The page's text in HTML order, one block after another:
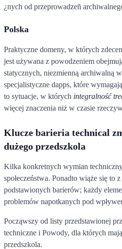
¿nych od przeprowadzeñ
Polska
Praktyczne domeny, w których
jest używana z powodzeniem
statycznych, niezmienną archiwalną
specjalistyczne dapps, które
to sytuacje, w których integralność
więcej znaczenia niż w czasie
Klucze barieria technical
dużego przedszkola
Kilka konkretnych wymian
społeczeństwa. Ponadto wiąże się to
podstawionych barierów; każdy
problemów napotkanych pod
Począwszy od listy przedstawionej
techniczne i Powody, dla których
przedszkola.